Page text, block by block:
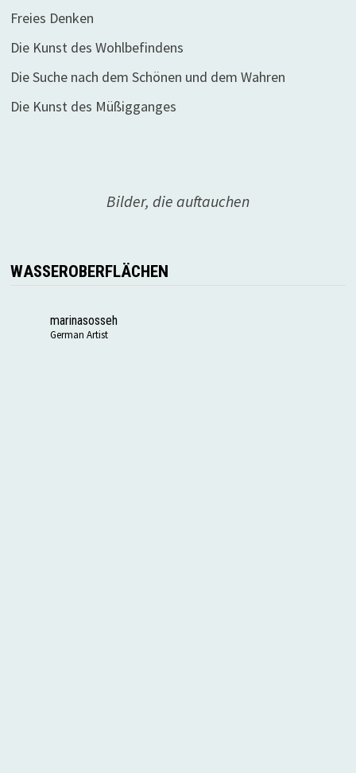
Freies Denken
Die Kunst des Wohlbefindens
Die Suche nach dem Schönen und dem Wahren
Die Kunst des Müßigganges
Bilder, die auftauchen
WASSEROBERFLÄCHEN
marinasosseh
German Artist